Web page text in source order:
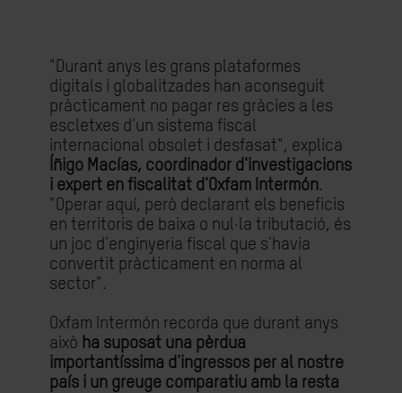
"Durant anys les grans plataformes
digitals i globalitzades han aconseguit
pràcticament no pagar res gràcies a les
escletxes d'un sistema fiscal
internacional obsolet i desfasat", explica
Íñigo Macías, coordinador d'investigacions
i expert en fiscalitat d'Oxfam Intermón.
"Operar aquí, però declarant els beneficis
en territoris de baixa o nul·la tributació, és
un joc d'enginyeria fiscal que s'havia
convertit pràcticament en norma al
sector".
Oxfam Intermón recorda que durant anys
això ha suposat una pèrdua
importantíssima d'ingressos per al nostre
país i un greuge comparatiu amb la resta